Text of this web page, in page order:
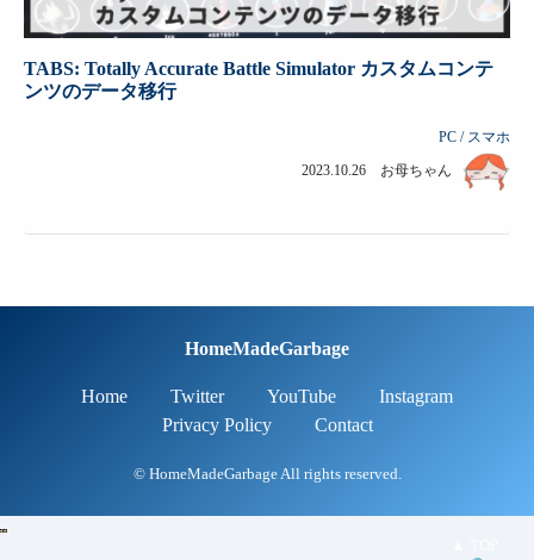
TABS: Totally Accurate Battle Simulator カスタムコンテ
ンツのデータ移行
PC / スマホ
2023.10.26 お母ちゃん
HomeMadeGarbage
Home Twitter YouTube
Instagram
Privacy Policy
Contact
© HomeMadeGarbage All rights reserved.